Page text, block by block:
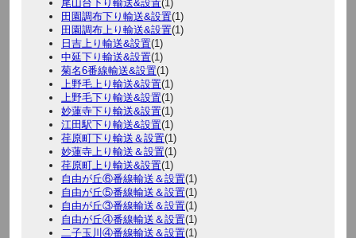
尾山台下り輸送&設置(1)
田園調布下り輸送&設置(1)
田園調布上り輸送&設置(1)
日吉上り輸送&設置(1)
中延下り輸送&設置(1)
菊名6番線輸送&設置(1)
上野毛上り輸送&設置(1)
上野毛下り輸送&設置(1)
妙蓮寺下り輸送&設置(1)
江田駅下り輸送&設置(1)
荏原町下り輸送＆設置(1)
妙蓮寺上り輸送＆設置(1)
荏原町上り輸送&設置(1)
自由が丘⑥番線輸送＆設置(1)
自由が丘⑤番線輸送＆設置(1)
自由が丘③番線輸送＆設置(1)
自由が丘④番線輸送＆設置(1)
二子玉川④番線輸送＆設置(1)